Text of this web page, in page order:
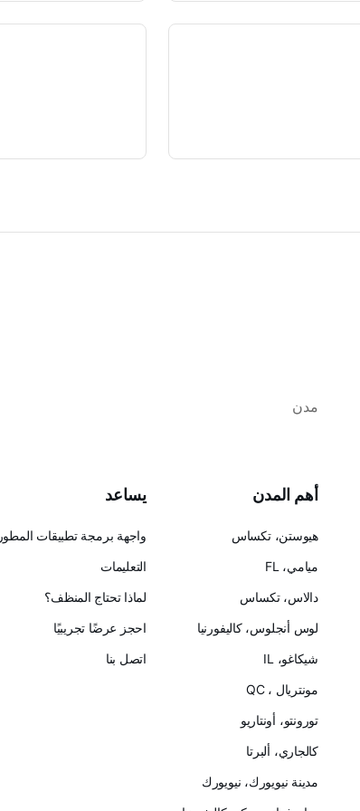
مدن
أهم المدن
هيوستن، تكساس
ميامي، FL
دالاس، تكساس
لوس أنجلوس، كاليفورنيا
شيكاغو، IL
مونتريال ، QC
تورونتو، أونتاريو
كالجاري، ألبرتا
مدينة نيويورك، نيويورك
يساعد
واجهة برمجة تطبيقات المطور
التعليمات
لماذا تحتاج المنظف؟
احجز عرضًا تجريبيًا
اتصل بنا